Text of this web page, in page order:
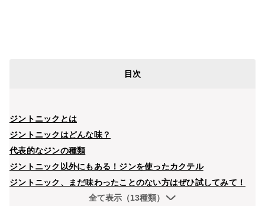
目次
ジントニックとは
ジントニックはどんな味？
代表的なジンの種類
ジントニック以外にもある！ジンを使ったカクテル
ジントニック、まだ味わったことのない方はぜひ試してみて！
全て表示（13種類）